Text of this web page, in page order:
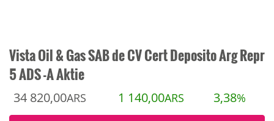
Vista Oil & Gas SAB de CV Cert Deposito Arg Repr
5 ADS -A Aktie
34 820,00ARS 1 140,00ARS 3,38%